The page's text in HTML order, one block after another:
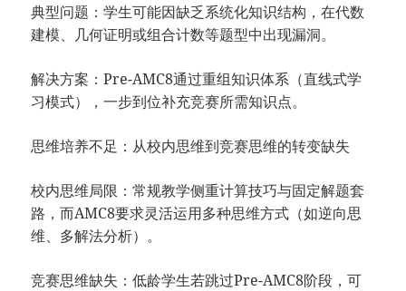
典型问题：学生可能因缺乏系统化知识结构，在代数
建模、几何证明或组合计数等题型中出现漏洞。
解决方案：Pre-AMC8通过重组知识体系（直线式学
习模式），一步到位补充竞赛所需知识点。
思维培养不足：从校内思维到竞赛思维的转变缺失
校内思维局限：常规教学侧重计算技巧与固定解题套
路，而AMC8要求灵活运用多种思维方式（如逆向思
维、多解法分析）。
竞赛思维缺失：低龄学生若跳过Pre-AMC8阶段，可